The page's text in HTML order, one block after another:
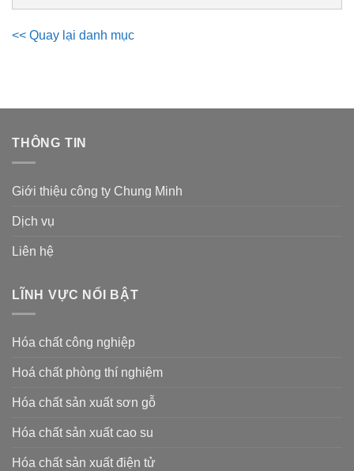
<< Quay lại danh mục
THÔNG TIN
Giới thiệu công ty Chung Minh
Dịch vụ
Liên hệ
LĨNH VỰC NỔI BẬT
Hóa chất công nghiệp
Hoá chất phòng thí nghiệm
Hóa chất sản xuất sơn gỗ
Hóa chất sản xuất cao su
Hóa chất sản xuất điện tử